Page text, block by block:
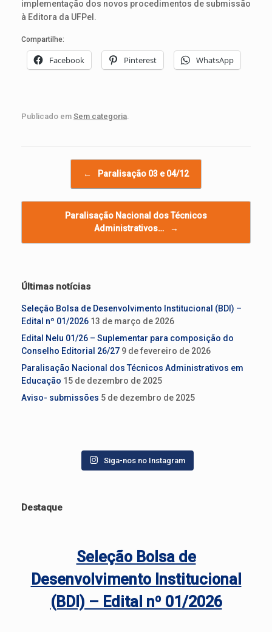
implementação dos novos procedimentos de submissão
à Editora da UFPel.
Compartilhe:
Facebook Pinterest WhatsApp
Publicado em Sem categoria
← Paralisação 03 e 04/12
Paralisação Nacional dos Técnicos
Administrativos…
→
Últimas notícias
Seleção Bolsa de Desenvolvimento Institucional (BDI) –
Edital nº 01/2026 13 de março de 2026
Edital Nelu 01/26 – Suplementar para composição do
Conselho Editorial 26/27 9 de fevereiro de 2026
Paralisação Nacional dos Técnicos Administrativos em
Educação 15 de dezembro de 2025
Aviso- submissões 5 de dezembro de 2025
Siga-nos no Instagram
Destaque
Seleção Bolsa de
Desenvolvimento Institucional
(BDI) – Edital nº 01/2026